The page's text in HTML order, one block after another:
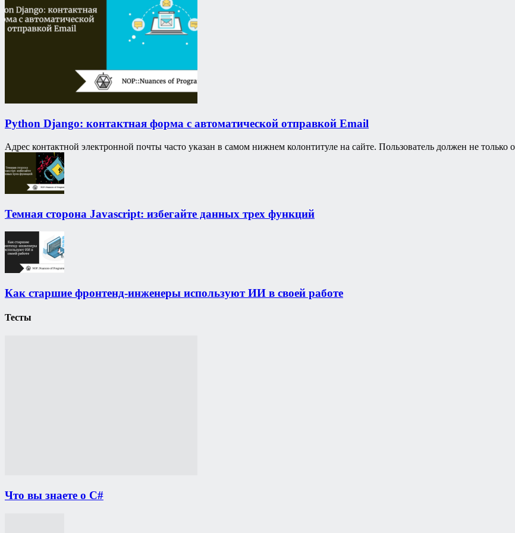
Python Django: контактная форма с автоматической отправкой Email
Адрес контактной электронной почты часто указан в самом нижнем колонтитуле на сайте. Пользователь должен не только
Темная сторона Javascript: избегайте данных трех функций
Как старшие фронтенд-инженеры используют ИИ в своей работе
Тесты
Что вы знаете о C#